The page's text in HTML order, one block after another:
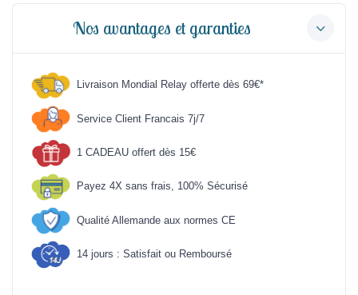
Nos avantages et garanties
Livraison Mondial Relay offerte dès 69€*
Service Client Francais 7j/7
1 CADEAU offert dès 15€
Payez 4X sans frais, 100% Sécurisé
Qualité Allemande aux normes CE
14 jours : Satisfait ou Remboursé